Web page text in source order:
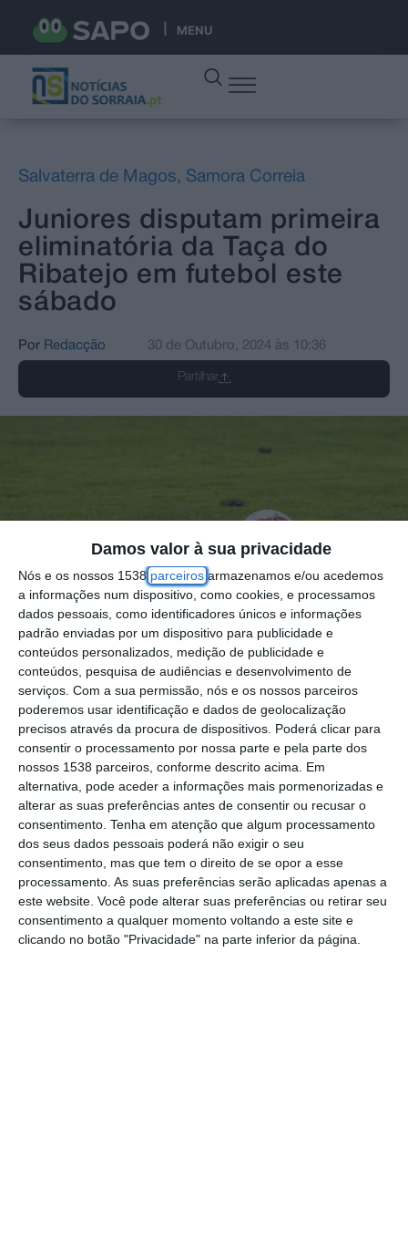
Damos valor à sua privacidade
Nós e os nossos 1538 parceiros armazenamos e/ou acedemos
a informações num dispositivo, como cookies, e processamos
dados pessoais, como identificadores únicos e informações
padrão enviadas por um dispositivo para publicidade e
conteúdos personalizados, medição de publicidade e
conteúdos, pesquisa de audiências e desenvolvimento de
serviços. Com a sua permissão, nós e os nossos parceiros
poderemos usar identificação e dados de geolocalização
precisos através da procura de dispositivos. Poderá clicar para
consentir o processamento por nossa parte e pela parte dos
nossos 1538 parceiros, conforme descrito acima. Em
alternativa, pode aceder a informações mais pormenorizadas e
alterar as suas preferências antes de consentir ou recusar o
consentimento. Tenha em atenção que algum processamento
dos seus dados pessoais poderá não exigir o seu
consentimento, mas que tem o direito de se opor a esse
processamento. As suas preferências serão aplicadas apenas a
este website. Você pode alterar suas preferências ou retirar seu
consentimento a qualquer momento voltando a este site e
clicando no botão "Privacidade" na parte inferior da página.
MENU
Salvaterra de Magos, Samora Correia
Juniores disputam primeira
eliminatória da Taça do
Ribatejo em futebol este
sábado
Por Redacção 30 de Outubro, 2024 às 10:36
Partilhar
Este sábado, 2 de novembro, os campos de
futebol da região recebem a primeira
eliminatória da Taça do Ribatejo, no escalão
juniores.
Os jogos iniciam-se a partir das 15 horas,
com destaque para as partidas,